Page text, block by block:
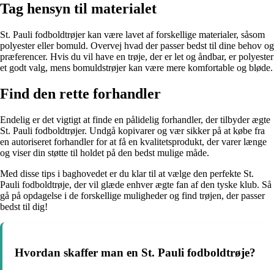
Tag hensyn til materialet
St. Pauli fodboldtrøjer kan være lavet af forskellige materialer, såsom
polyester eller bomuld. Overvej hvad der passer bedst til dine behov og
præferencer. Hvis du vil have en trøje, der er let og åndbar, er polyester
et godt valg, mens bomuldstrøjer kan være mere komfortable og bløde.
Find den rette forhandler
Endelig er det vigtigt at finde en pålidelig forhandler, der tilbyder ægte
St. Pauli fodboldtrøjer. Undgå kopivarer og vær sikker på at købe fra
en autoriseret forhandler for at få en kvalitetsprodukt, der varer længe
og viser din støtte til holdet på den bedst mulige måde.
Med disse tips i baghovedet er du klar til at vælge den perfekte St.
Pauli fodboldtrøje, der vil glæde enhver ægte fan af den tyske klub. Så
gå på opdagelse i de forskellige muligheder og find trøjen, der passer
bedst til dig!
Hvordan skaffer man en St. Pauli fodboldtrøje?